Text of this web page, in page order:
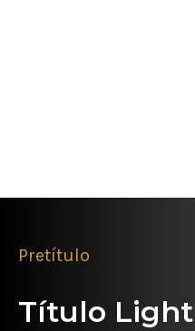
Pretítulo
Título Light